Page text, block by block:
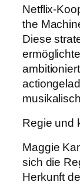
Netflix-
the
Diese
Regie und
Maggie
sich die
Herkunft